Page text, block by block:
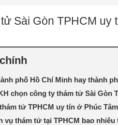
Sài Gòn TPHCM uy
phố Hồ Chí Minh hay thành
chọn công ty thám tử Sài Gòn
tử TPHCM uy tín ở Phúc
vụ thám tử tại TPHCM bao nhiêu